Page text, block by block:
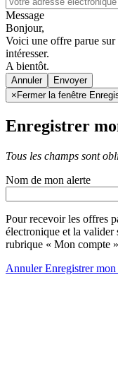
Message
Bonjour,
Voici une offre parue
intéresser.
A bientôt.
Annuler
× Fermer la fenêtre
Enregistrer
Tous les champs sont
Nom de mon alerte
Pour recevoir les offres
électronique et la valider
rubrique « Mon compte »
AnnulerEnregistrer mon